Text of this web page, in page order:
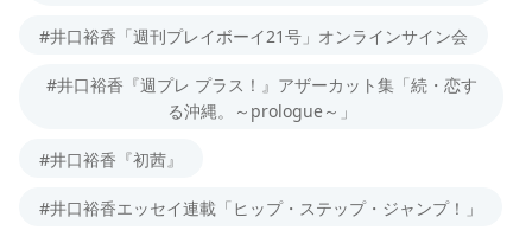
#井口裕香「週刊プレイボーイ21号」オンラインサイン会
#井口裕香『週プレ プラス！』アザーカット集「続・恋す
る沖縄。～prologue～」
#井口裕香『初茜』
#井口裕香エッセイ連載「ヒップ・ステップ・ジャンプ！」